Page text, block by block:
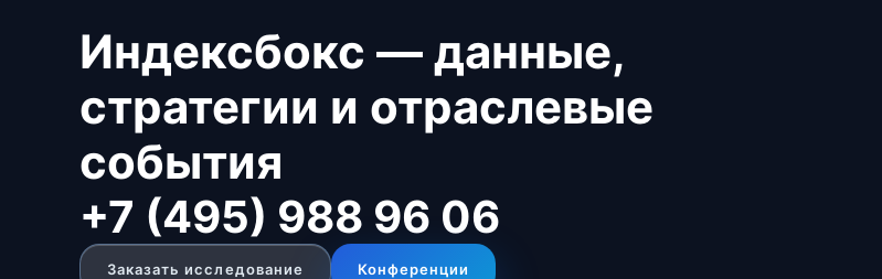
Индексбокс — данные,
стратегии и отраслевые
события
+7 (495) 988 96 06
Заказать исследование Конференции